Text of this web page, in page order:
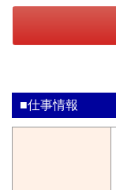
■仕事情報